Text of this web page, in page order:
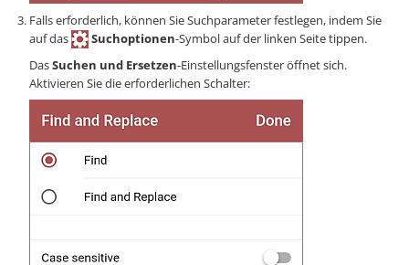
Falls erforderlich, können Sie Suchparameter festlegen, indem Sie
auf das
Suchoptionen-Symbol auf der linken Seite tippen.
DasSuchen und Ersetzen-Einstellungsfenster öffnet sich.
Aktivieren Sie die erforderlichen Schalter: